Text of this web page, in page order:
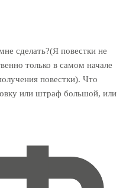
сделать?(Я повестки не
только в самом начале
повестки). Что
или штраф большой, или